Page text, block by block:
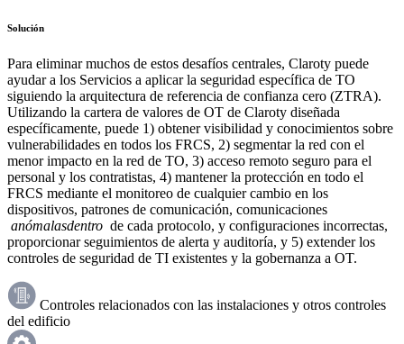
Solución
Para eliminar muchos de estos desafíos centrales, Claroty puede
ayudar a los Servicios a aplicar la seguridad específica de TO
siguiendo la arquitectura de referencia de confianza cero (ZTRA).
Utilizando la cartera de valores de OT de Claroty diseñada
específicamente, puede 1) obtener visibilidad y conocimientos sobre
vulnerabilidades en todos los FRCS, 2) segmentar la red con el
menor impacto en la red de TO, 3) acceso remoto seguro para el
personal y los contratistas, 4) mantener la protección en todo el
FRCS mediante el monitoreo de cualquier cambio en los
dispositivos, patrones de comunicación, comunicaciones
anómalasdentro de cada protocolo, y configuraciones incorrectas,
proporcionar seguimientos de alerta y auditoría, y 5) extender los
controles de seguridad de TI existentes y la gobernanza a OT.
Controles relacionados con las instalaciones y otros controles
del edificio